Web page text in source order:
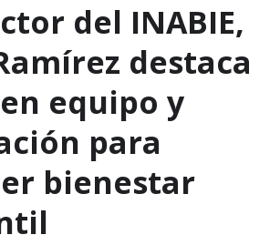
del INABIE,
destaca
equipo y
para
bienestar